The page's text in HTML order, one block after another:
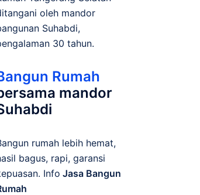
oleh mandor
Suhabdi,
30 tahun.
Rumah
mandor
rumah lebih hemat,
bagus, rapi, garansi
Info Jasa Bangun